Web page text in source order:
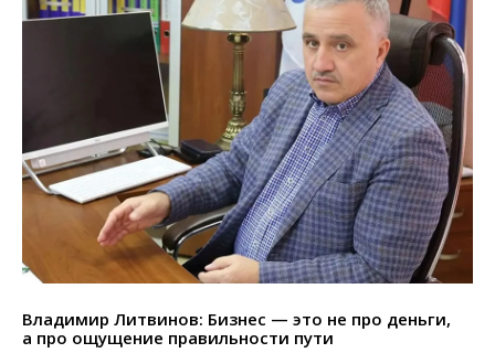
Владимир Литвинов: Бизнес — это не про деньги,
а про ощущение правильности пути